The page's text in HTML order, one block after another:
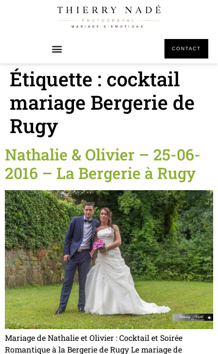
CONTACT
Étiquette : cocktail
mariage Bergerie de
Rugy
Nathalie & Olivier – 25-06-
2016 – La Bergerie à Rugy
Mariage de Nathalie et Olivier : Cocktail et Soirée
Romantique à la Bergerie de Rugy Le mariage de